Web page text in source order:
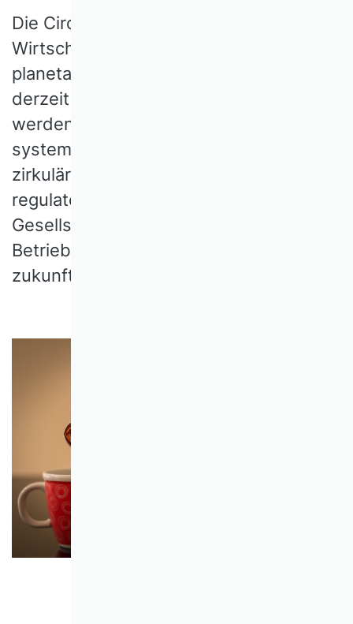
Die Circular Economy (CE), eine
Wirtschaft in Kreisläufen, welche die
planetaren Grenzen einhält, erscheint
derzeit noch als Utopie. Verwirklicht
werden kann sie durch ein
systemisches Zusammenwirken von
zirkulären Geschäftsmodellen,
regulatorischem Rahmen und
Gesellschaft. Damit eröffnet sich für die
Betriebswirtschaftslehre (BWL) ein
zukunftsträchtiges Betätigungsfeld.